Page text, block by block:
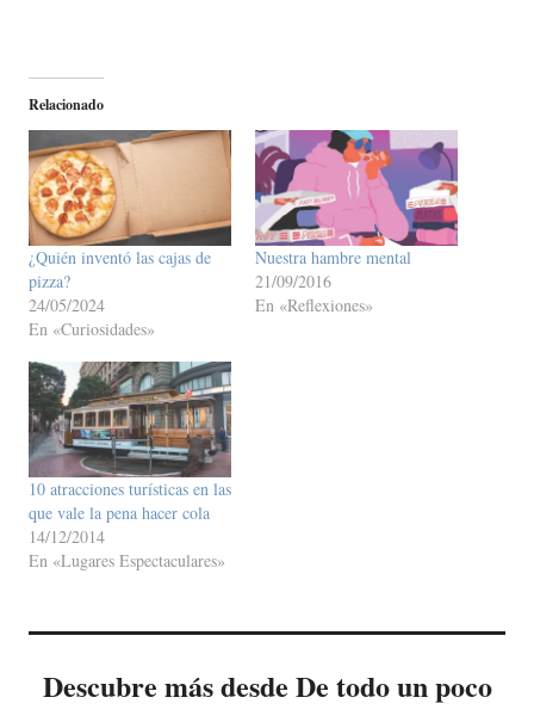
Relacionado
¿Quién inventó las cajas de
pizza?
24/05/2024
En «Curiosidades»
Nuestra hambre mental
21/09/2016
En «Reflexiones»
10 atracciones turísticas en las
que vale la pena hacer cola
14/12/2014
En «Lugares Espectaculares»
Descubre más desde De todo un poco